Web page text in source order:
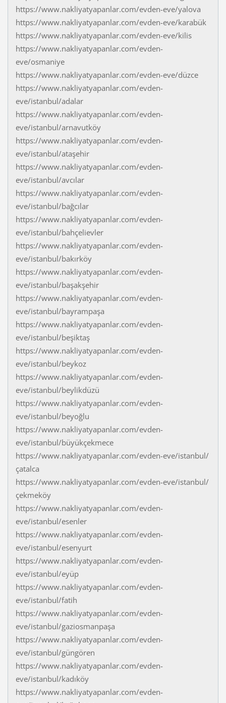
https://www.nakliyatyapanlar.com/evden-eve/yalova
https://www.nakliyatyapanlar.com/evden-eve/karabük
https://www.nakliyatyapanlar.com/evden-eve/kilis
https://www.nakliyatyapanlar.com/evden-
eve/osmaniye
https://www.nakliyatyapanlar.com/evden-eve/düzce
https://www.nakliyatyapanlar.com/evden-
eve/istanbul/adalar
https://www.nakliyatyapanlar.com/evden-
eve/istanbul/arnavutköy
https://www.nakliyatyapanlar.com/evden-
eve/istanbul/ataşehir
https://www.nakliyatyapanlar.com/evden-
eve/istanbul/avcılar
https://www.nakliyatyapanlar.com/evden-
eve/istanbul/bağcılar
https://www.nakliyatyapanlar.com/evden-
eve/istanbul/bahçelievler
https://www.nakliyatyapanlar.com/evden-
eve/istanbul/bakırköy
https://www.nakliyatyapanlar.com/evden-
eve/istanbul/başakşehir
https://www.nakliyatyapanlar.com/evden-
eve/istanbul/bayrampaşa
https://www.nakliyatyapanlar.com/evden-
eve/istanbul/beşiktaş
https://www.nakliyatyapanlar.com/evden-
eve/istanbul/beykoz
https://www.nakliyatyapanlar.com/evden-
eve/istanbul/beylikdüzü
https://www.nakliyatyapanlar.com/evden-
eve/istanbul/beyoğlu
https://www.nakliyatyapanlar.com/evden-
eve/istanbul/büyükçekmece
https://www.nakliyatyapanlar.com/evden-eve/istanbul/
çatalca
https://www.nakliyatyapanlar.com/evden-eve/istanbul/
çekmeköy
https://www.nakliyatyapanlar.com/evden-
eve/istanbul/esenler
https://www.nakliyatyapanlar.com/evden-
eve/istanbul/esenyurt
https://www.nakliyatyapanlar.com/evden-
eve/istanbul/eyüp
https://www.nakliyatyapanlar.com/evden-
eve/istanbul/fatih
https://www.nakliyatyapanlar.com/evden-
eve/istanbul/gaziosmanpaşa
https://www.nakliyatyapanlar.com/evden-
eve/istanbul/güngören
https://www.nakliyatyapanlar.com/evden-
eve/istanbul/kadıköy
https://www.nakliyatyapanlar.com/evden-